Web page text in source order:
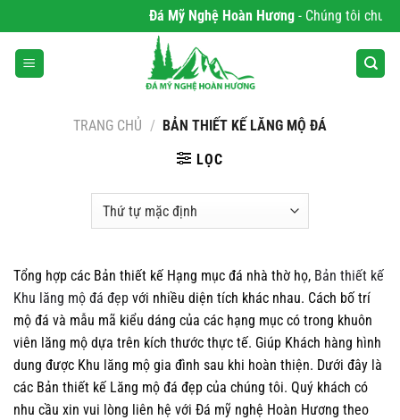
qua
nội
dung
Đá Mỹ Nghệ Hoàn Hương- Chúng tôi chuyên
TRANG CHỦ / BẢN THIẾT KẾ LĂNG MỘ ĐÁ
LỌC
Tổng hợp các Bản thiết kế Hạng mục đá nhà thờ họ, Bản thiết kế
Khu lăng mộ đá đẹp với nhiều diện tích khác nhau. Cách bố trí
mộ đá và mẫu mã kiểu dáng của các hạng mục có trong khuôn
viên lăng mộ dựa trên kích thước thực tế. Giúp Khách hàng hình
dung được Khu lăng mộ gia đình sau khi hoàn thiện. Dưới đây là
các Bản thiết kế Lăng mộ đá đẹp của chúng tôi. Quý khách có
nhu cầu xin vui lòng liên hệ với Đá mỹ nghệ Hoàn Hương theo